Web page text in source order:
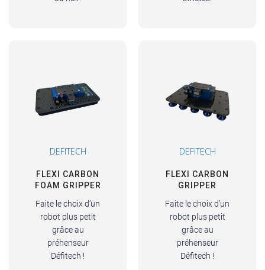
DEFITECH
FLEXI CARBON
FOAM GRIPPER
Faite le choix d’un
robot plus petit
grâce au
préhenseur
Défitech !
DEFITECH
FLEXI CARBON
GRIPPER
Faite le choix d’un
robot plus petit
grâce au
préhenseur
Défitech !